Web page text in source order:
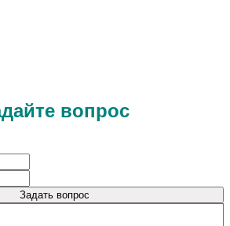
вопрос
Задать вопрос